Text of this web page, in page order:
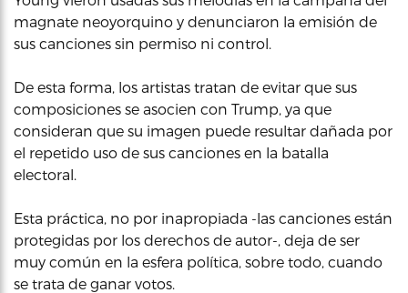
magnate neoyorquino y denunciaron la emisión de
sus canciones sin permiso ni control.
De esta forma, los artistas tratan de evitar que sus
composiciones se asocien con Trump, ya que
consideran que su imagen puede resultar dañada por
el repetido uso de sus canciones en la batalla
electoral.
Esta práctica, no por inapropiada -las canciones están
protegidas por los derechos de autor-, deja de ser
muy común en la esfera política, sobre todo, cuando
se trata de ganar votos.